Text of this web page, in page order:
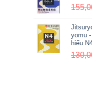
yomu
hiểu